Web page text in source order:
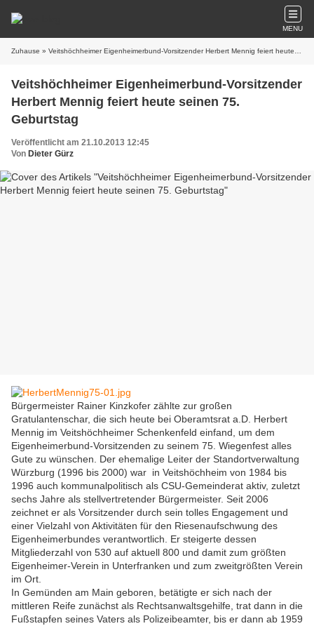
MENU
Zuhause » Veitshöchheimer Eigenheimerbund-Vorsitzender Herbert Mennig feiert heute seinen 75. Geburtstag
Veitshöchheimer Eigenheimerbund-Vorsitzender
Herbert Mennig feiert heute seinen 75.
Geburtstag
Veröffentlicht am 21.10.2013 12:45
Von Dieter Gürz
Bürgermeister Rainer Kinzkofer zählte zur großen
Gratulantenschar, die sich heute bei Oberamtsrat a.D. Herbert
Mennig im Veitshöchheimer Schenkenfeld einfand, um dem
Eigenheimerbund-Vorsitzenden zu seinem 75. Wiegenfest alles
Gute zu wünschen. Der ehemalige Leiter der Standortverwaltung
Würzburg (1996 bis 2000) war in Veitshöchheim von 1984 bis
1996 auch kommunalpolitisch als CSU-Gemeinderat aktiv, zuletzt
sechs Jahre als stellvertretender Bürgermeister. Seit 2006
zeichnet er als Vorsitzender durch sein tolles Engagement und
einer Vielzahl von Aktivitäten für den Riesenaufschwung des
Eigenheimerbundes verantwortlich. Er steigerte dessen
Mitgliederzahl von 530 auf aktuell 800 und damit zum größten
Eigenheimer-Verein in Unterfranken und zum zweitgrößten Verein
im Ort.
In Gemünden am Main geboren, betätigte er sich nach der
mittleren Reife zunächst als Rechtsanwaltsgehilfe, trat dann in die
Fußstapfen seines Vaters als Polizeibeamter, bis er dann ab 1959